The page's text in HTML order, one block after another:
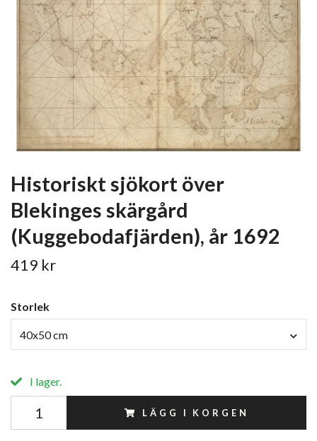
Historiskt sjökort över
Blekinges skärgård
(Kuggebodafjärden), år 1692
419 kr
Storlek
40x50 cm
I lager.
LÄGG I KORGEN